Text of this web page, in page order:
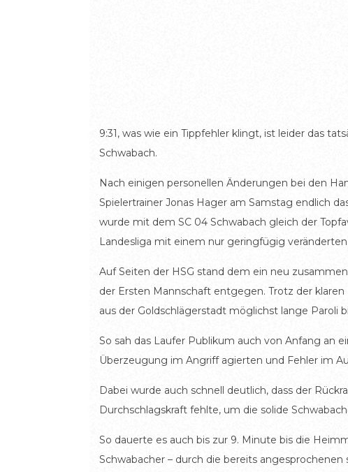
9:31, was wie ein Tippfehler klingt, ist leider das
Schwabach.
Nach einigen personellen Änderungen bei den
Spielertrainer Jonas Hager am Samstag endlich
wurde mit dem SC 04 Schwabach gleich der
Landesliga mit einem nur geringfügig
Auf Seiten der HSG stand dem ein neu
der Ersten Mannschaft entgegen. Trotz der
aus der Goldschlägerstadt möglichst lange Paroli
So sah das Laufer Publikum auch von Anfang an
Überzeugung im Angriff agierten und Fehler im
Dabei wurde auch schnell deutlich, dass der
Durchschlagskraft fehlte, um die solide
So dauerte es auch bis zur 9. Minute bis die
Schwabacher – durch die bereits